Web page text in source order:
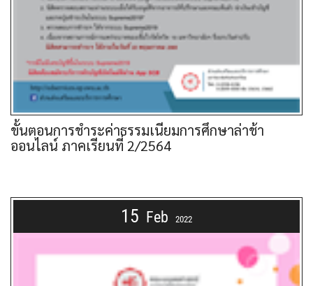
ขั้นตอนการชำระค่าธรรมเนียมการศึกษาล่าช้า
ออนไลน์ ภาคเรียนที่ 2/2564
15 Feb 2022